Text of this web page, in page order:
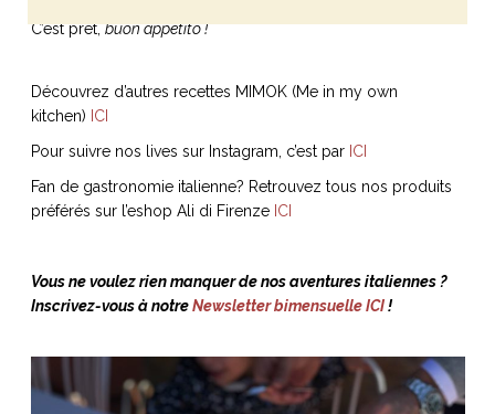
C’est prêt,buon appetito !
Découvrez d’autres recettes MIMOK (Me in my own
kitchen) ICI
Pour suivre nos lives sur Instagram, c’est par ICI
Fan de gastronomie italienne? Retrouvez tous nos produits
préférés sur l’eshop Ali di Firenze ICI
Vous ne voulez rien manquer de nos aventures italiennes ?
Inscrivez-vous à notreNewsletter bimensuelle ICI!